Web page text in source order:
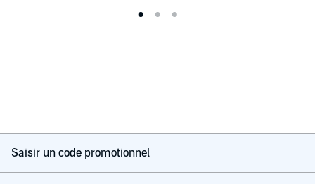
Saisir un code promotionnel